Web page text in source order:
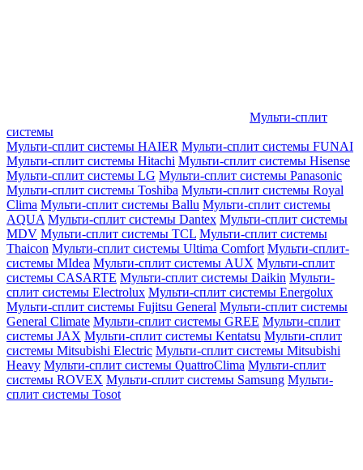
Мульти-сплит
системы
Мульти-сплит системы HAIER Мульти-сплит системы FUNAI
Мульти-сплит системы Hitachi Мульти-сплит системы Hisense
Мульти-сплит системы LG Мульти-сплит системы Panasonic
Мульти-сплит системы Toshiba Мульти-сплит системы Royal
Clima Мульти-сплит системы Ballu Мульти-сплит системы
AQUA Мульти-сплит системы Dantex Мульти-сплит системы
MDV Мульти-сплит системы TCL Мульти-сплит системы
Thaicon Мульти-сплит системы Ultima Comfort Мульти-сплит-
системы MIdea Мульти-сплит системы AUX Мульти-сплит
системы CASARTE Мульти-сплит системы Daikin Мульти-
сплит системы Electrolux Мульти-сплит системы Energolux
Мульти-сплит системы Fujitsu General Мульти-сплит системы
General Climate Мульти-сплит системы GREE Мульти-сплит
системы JAX Мульти-сплит системы Kentatsu Мульти-сплит
системы Mitsubishi Electric Мульти-сплит системы Mitsubishi
Heavy Мульти-сплит системы QuattroClima Мульти-сплит
системы ROVEX Мульти-сплит системы Samsung Мульти-
сплит системы Tosot